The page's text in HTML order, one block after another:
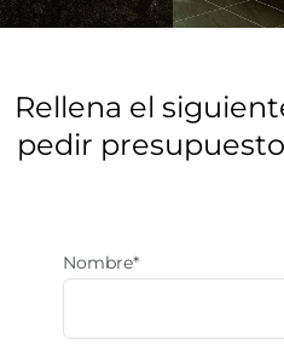
buen
Descubre todas las
Rellena el
pedir
Nombre*